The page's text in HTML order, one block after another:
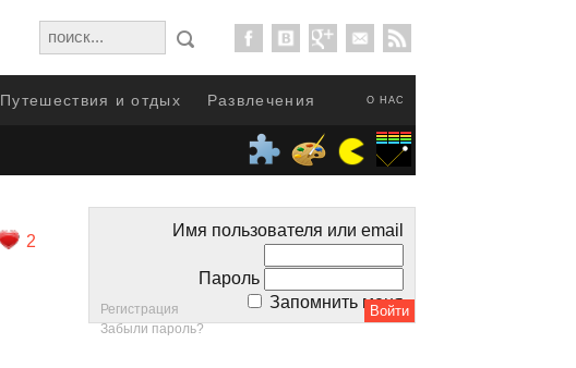
О НАС
Путешествия и отдых Развлечения
2
Имя пользователя или email
Пароль
Запомнить меня
Регистрация
Забыли пароль?